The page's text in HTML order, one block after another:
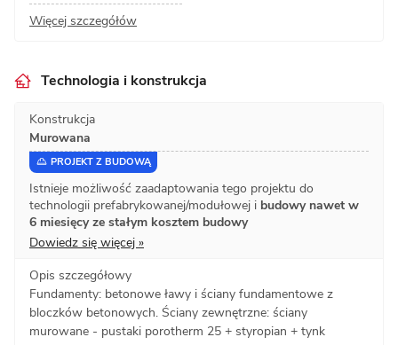
Więcej szczegółów
Technologia i konstrukcja
Konstrukcja
Murowana
PROJEKT Z BUDOWĄ
Istnieje możliwość zaadaptowania tego projektu do
technologii prefabrykowanej/modułowej i budowy nawet w
6 miesięcy ze stałym kosztem budowy
Dowiedz się więcej »
Opis szczegółowy
Fundamenty: betonowe ławy i ściany fundamentowe z
bloczków betonowych. Ściany zewnętrzne: ściany
murowane - pustaki porotherm 25 + styropian + tynk